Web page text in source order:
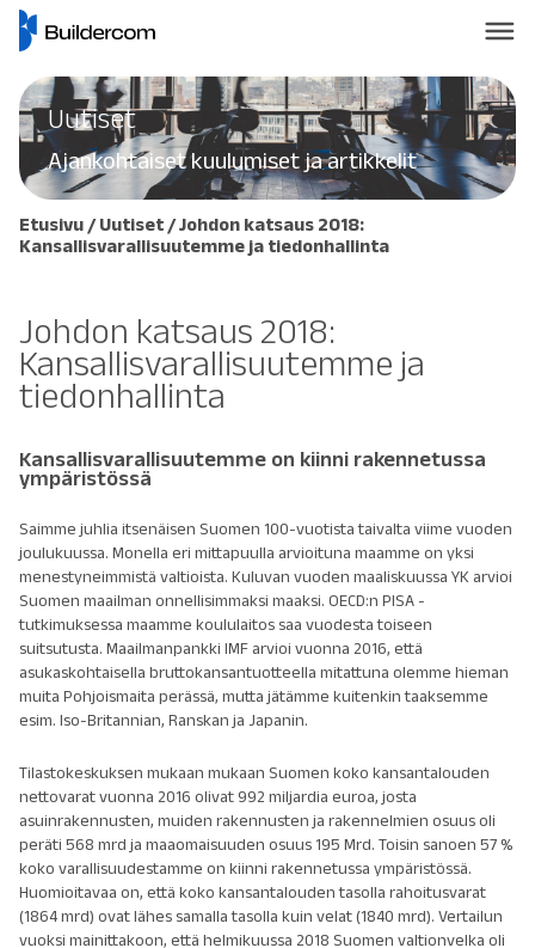
Uutiset
Ajankohtaiset kuulumiset ja artikkelit
Etusivu /Uutiset /Johdon katsaus 2018:
Kansallisvarallisuutemme ja tiedonhallinta
Johdon katsaus 2018:
Kansallisvarallisuutemme ja
tiedonhallinta
Kansallisvarallisuutemme on kiinni rakennetussa
ympäristössä
Saimme juhlia itsenäisen Suomen 100-vuotista taivalta viime vuoden
joulukuussa. Monella eri mittapuulla arvioituna maamme on yksi
menestyneimmistä valtioista. Kuluvan vuoden maaliskuussa YK arvioi
Suomen maailman onnellisimmaksi maaksi. OECD:n PISA -
tutkimuksessa maamme koululaitos saa vuodesta toiseen
suitsutusta. Maailmanpankki IMF arvioi vuonna 2016, että
asukaskohtaisella bruttokansantuotteella mitattuna olemme hieman
muita Pohjoismaita perässä, mutta jätämme kuitenkin taaksemme
esim. Iso-Britannian, Ranskan ja Japanin.
Tilastokeskuksen mukaan mukaan Suomen koko kansantalouden
nettovarat vuonna 2016 olivat 992 miljardia euroa, josta
asuinrakennusten, muiden rakennusten ja rakennelmien osuus oli
peräti 568 mrd ja maaomaisuuden osuus 195 Mrd. Toisin sanoen 57 %
koko varallisuudestamme on kiinni rakennetussa ympäristössä.
Huomioitavaa on, että koko kansantalouden tasolla rahoitusvarat
(1864 mrd) ovat lähes samalla tasolla kuin velat (1840 mrd). Vertailun
vuoksi mainittakoon, että helmikuussa 2018 Suomen valtionvelka oli